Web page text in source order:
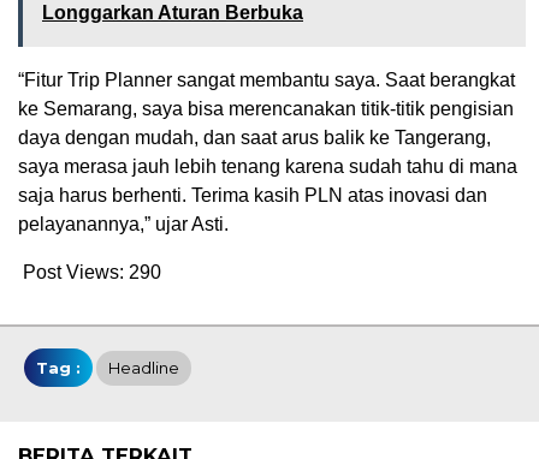
Longgarkan Aturan Berbuka
“Fitur Trip Planner sangat membantu saya. Saat berangkat
ke Semarang, saya bisa merencanakan titik-titik pengisian
daya dengan mudah, dan saat arus balik ke Tangerang,
saya merasa jauh lebih tenang karena sudah tahu di mana
saja harus berhenti. Terima kasih PLN atas inovasi dan
pelayanannya,” ujar Asti.
Post Views: 290
Tag : Headline